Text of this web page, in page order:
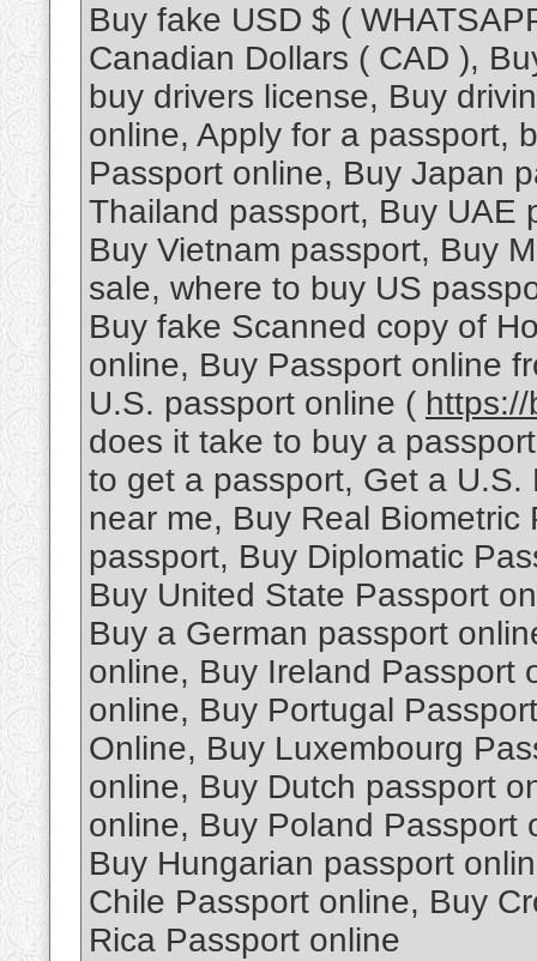
Buy fake USD $ (
Canadian Dollars ( CAD ),
buy drivers license, Buy
online, Apply for a passport,
Passport online, Buy Japan
Thailand passport, Buy UAE
Buy Vietnam passport, Buy
sale, where to buy US
Buy fake Scanned copy of
online, Buy Passport online
U.S. passport online (
does it take to buy a
to get a passport, Get a
near me, Buy Real
passport, Buy Diplomatic
Buy United State Passport
Buy a German passport
online, Buy Ireland Passport
online, Buy Portugal
Online, Buy Luxembourg
online, Buy Dutch passport
online, Buy Poland Passport
Buy Hungarian passport
Chile Passport online, Buy
Rica Passport online